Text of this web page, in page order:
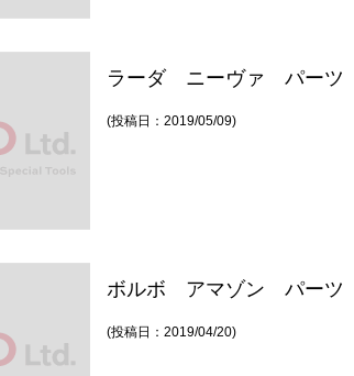
ラーダ ニーヴァ パーツ
(投稿日：2019/05/09)
ボルボ アマゾン パーツ
(投稿日：2019/04/20)